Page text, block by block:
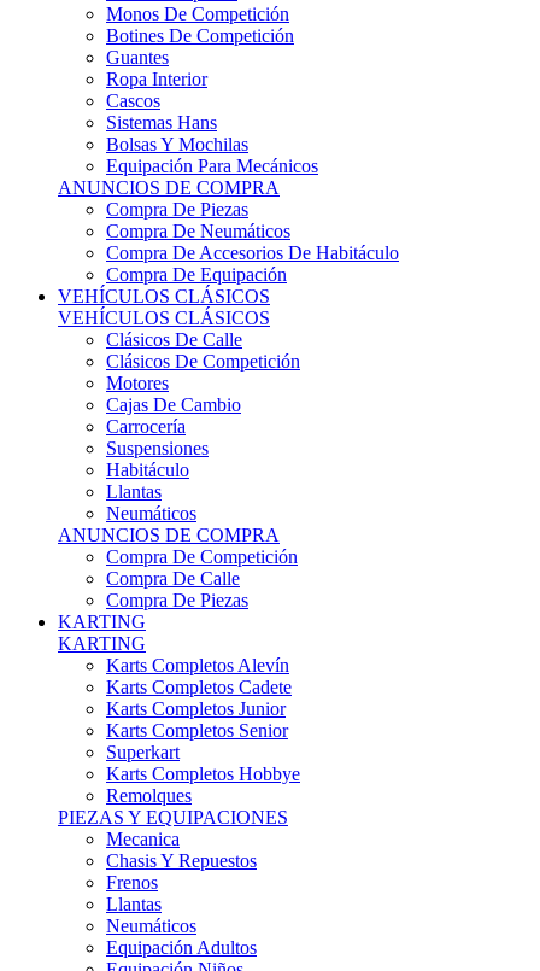
Monos De Competición
Botines De Competición
Guantes
Ropa Interior
Cascos
Sistemas Hans
Bolsas Y Mochilas
Equipación Para Mecánicos
ANUNCIOS DE COMPRA
Compra De Piezas
Compra De Neumáticos
Compra De Accesorios De Habitáculo
Compra De Equipación
VEHÍCULOS CLÁSICOS
VEHÍCULOS CLÁSICOS
Clásicos De Calle
Clásicos De Competición
Motores
Cajas De Cambio
Carrocería
Suspensiones
Habitáculo
Llantas
Neumáticos
ANUNCIOS DE COMPRA
Compra De Competición
Compra De Calle
Compra De Piezas
KARTING
KARTING
Karts Completos Alevín
Karts Completos Cadete
Karts Completos Junior
Karts Completos Senior
Superkart
Karts Completos Hobbye
Remolques
PIEZAS Y EQUIPACIONES
Mecanica
Chasis Y Repuestos
Frenos
Llantas
Neumáticos
Equipación Adultos